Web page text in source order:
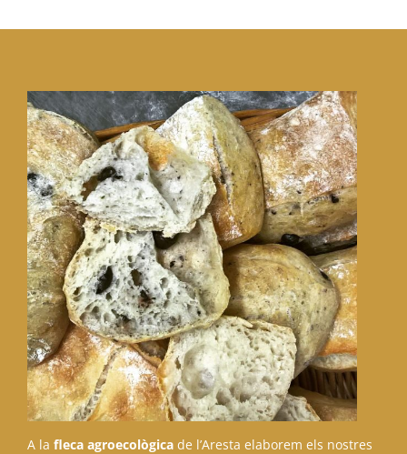
A la fleca agroecològica de l’Aresta elaborem els nostres